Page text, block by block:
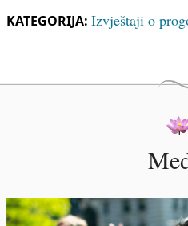
KATEGORIJA: Izvještaji o